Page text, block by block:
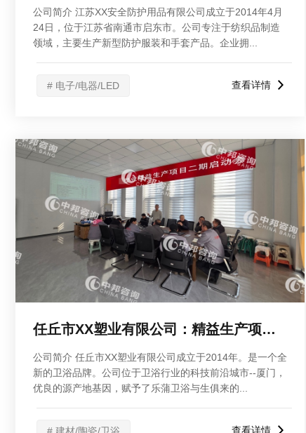
# 电子/电器/LED
公司简介 江苏XX安全防护用品有限公司成立于2014年4月
24日，位于江苏省南通市启东市。公司专注于纺织品制造
领域，主要生产新型防护服装和手套产品。企业拥...
查看详情
任丘市XX塑业有限公司：精益生产项目二期启动会
公司简介 任丘市XX塑业有限公司成立于2014年。是一个全
新的卫浴品牌。公司位于卫浴行业的科技前沿城市--厦门，
优良的源产地基因，赋予了乐蒲卫浴与生俱来的...
查看详情